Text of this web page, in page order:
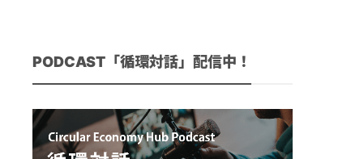
PODCAST「循環対話」配信中！